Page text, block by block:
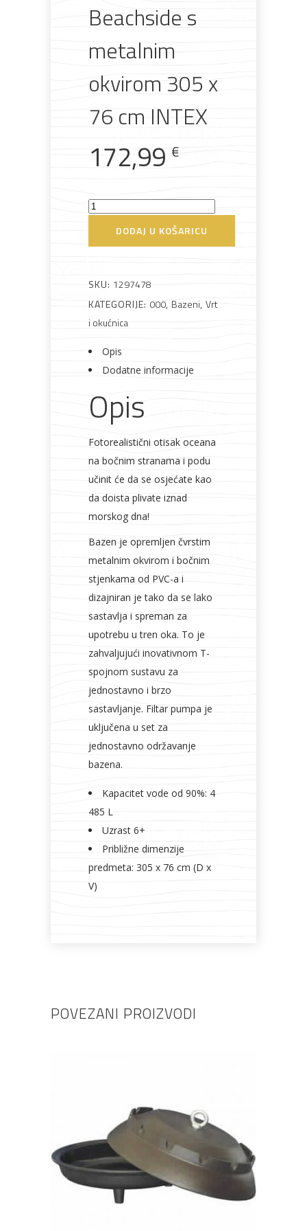
Metalna Elektromaterijal
Vijčana
Beachside s
metalnim
okvirom 305 x
76 cm INTEX
172,99 €
Bazen
okvirom
305
x
cm
INTEX
DODAJ U KOŠARICU
SKU: 1297478
KATEGORIJE: 000, Bazeni, Vrt
i okućnica
Opis
Dodatne informacije
Opis
Fotorealistični otisak oceana
na bočnim stranama i podu
učinit će da se osjećate kao
da doista plivate iznad
morskog dna!
Bazen je opremljen čvrstim
metalnim okvirom i bočnim
stjenkama od PVC-a i
dizajniran je tako da se lako
sastavlja i spreman za
upotrebu u tren oka. To je
zahvaljujući inovativnom T-
spojnom sustavu za
jednostavno i brzo
sastavljanje. Filtar pumpa je
uključena u set za
jednostavno održavanje
bazena.
Kapacitet vode od 90%: 4
485 L
Uzrast 6+
Približne dimenzije
predmeta: 305 x 76 cm (D x
V)
POVEZANI PROIZVODI